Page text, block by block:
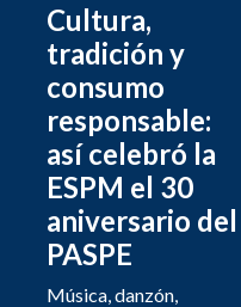
Cultura,
tradición y
consumo
responsable:
así celebró la
ESPM el 30
aniversario del
PASPE
Música, danzón,